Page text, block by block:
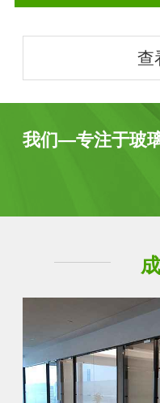
查
我们—专注于玻